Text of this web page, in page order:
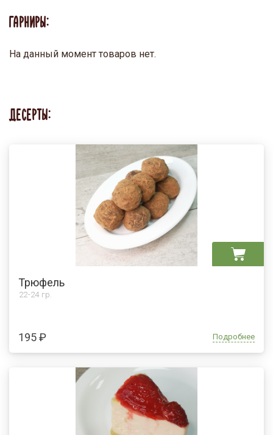
ГАРНИРЫ:
На данный момент товаров нет.
ДЕСЕРТЫ:
Трюфель
22-24 гр.
195 ₽ Подробнее